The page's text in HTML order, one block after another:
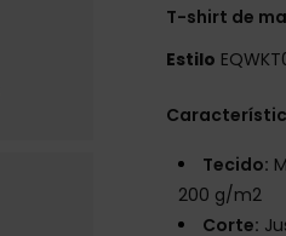
T-shirt de
Estilo
Tecido:
200 g/m2
Corte: